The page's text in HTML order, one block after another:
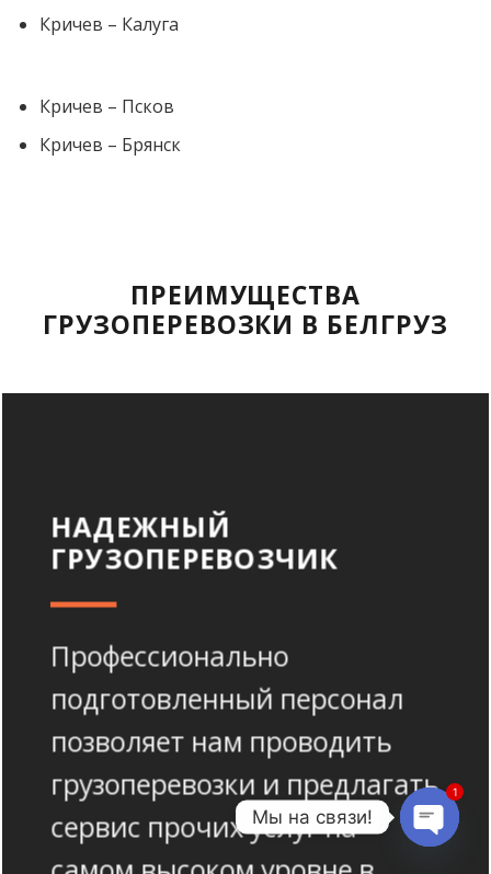
Кричев – Калуга
Кричев – Псков
Кричев – Брянск
ПРЕИМУЩЕСТВА
ГРУЗОПЕРЕВОЗКИ В БЕЛГРУЗ
НАДЕЖНЫЙ
ГРУЗОПЕРЕВОЗЧИК
Профессионально
подготовленный персонал
позволяет нам проводить
грузоперевозки и предлагать
сервис прочих услуг на
Мы на связи!
1